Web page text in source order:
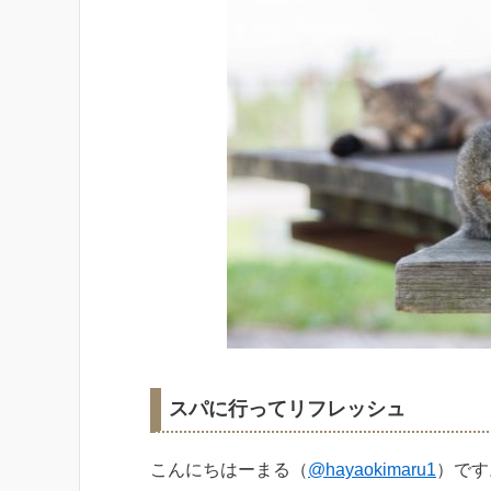
スパに行ってリフレッシュ
こんにちはーまる（@hayaokimaru1）で